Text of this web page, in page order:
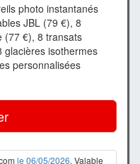
photo instantanés
JBL (79 €), 8
(77 €), 8 transats
glacières isothermes
personnalisées
le 06/05/2026. Valable